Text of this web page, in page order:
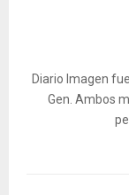
Diario Imagen
Gen. Ambos